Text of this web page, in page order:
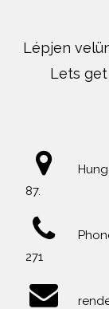
Lépjen
Lets get
87.
271